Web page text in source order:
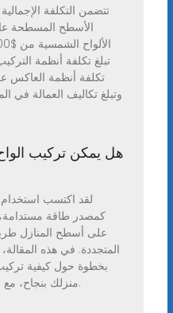
تتضمن التكلفة
الأسطح المسطحة
هل يمكن تركيب
لقد اكتسب
كمصدر طاقة مستدامة،
على أسطح المنازل
المتجددة. في هذه
بخطوة حول كيفية
منزلك بنجاح، مع ضمان الكفاءة والامتثال للوائح.